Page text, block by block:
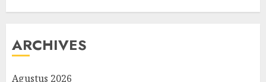
ARCHIVES
Agustus 2026